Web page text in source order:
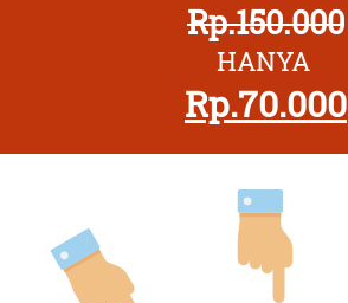
Rp.150.000
HANYA
Rp.70.000